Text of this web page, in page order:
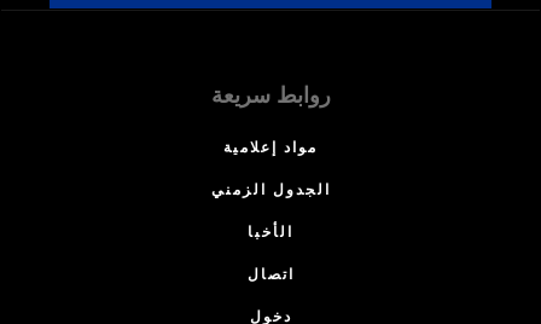
روابط سريعة
مواد إعلامية
الجدول الزمني
الأخبا
اتصال
دخول